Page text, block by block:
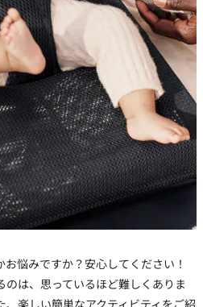
悩みですか？安心してください！
は、思っているほど難しくありま